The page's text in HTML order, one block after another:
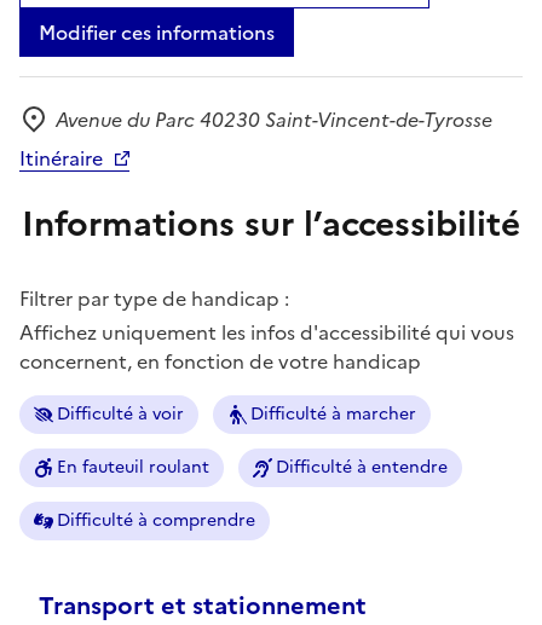
Modifier ces informations
Adresse
Avenue du Parc 40230 Saint-Vincent-de-Tyrosse
Itinéraire
Informations sur l’accessibilité
Filtrer par type de handicap :
Affichez uniquement les infos d'accessibilité qui vous
concernent, en fonction de votre handicap
Difficulté à voir Difficulté à marcher
En fauteuil roulant Difficulté à entendre
Difficulté à comprendre
Transport et stationnement